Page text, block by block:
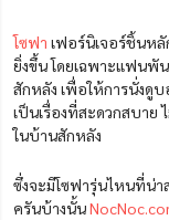
โซฟา เฟอร์นิเจอร์ชิ้นห
ยิ่งขึ้น โดยเฉพาะแฟนพั
สักหลัง เพื่อให้การนั่งดู
เป็นเรื่องที่สะดวกสบาย
ในบ้านสักหลัง
ซึ่งจะมีโซฟารุ่นไหนที่น่า
ครันบ้างนั้น